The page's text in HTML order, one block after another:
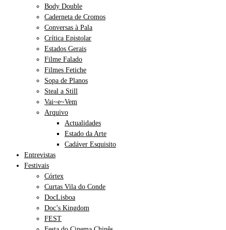
Body Double
Caderneta de Cromos
Conversas à Pala
Crítica Epistolar
Estados Gerais
Filme Falado
Filmes Fetiche
Sopa de Planos
Steal a Still
Vai~e~Vem
Arquivo
Actualidades
Estado da Arte
Cadáver Esquisito
Entrevistas
Festivais
Córtex
Curtas Vila do Conde
DocLisboa
Doc’s Kingdom
FEST